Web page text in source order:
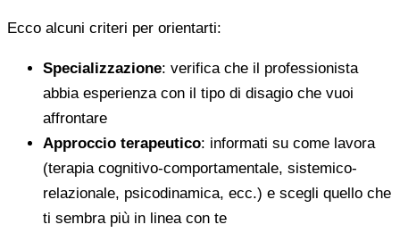
Ecco alcuni criteri per orientarti:
Specializzazione: verifica che il professionista
abbia esperienza con il tipo di disagio che vuoi
affrontare
Approccio terapeutico: informati su come lavora
(terapia cognitivo-comportamentale, sistemico-
relazionale, psicodinamica, ecc.) e scegli quello che
ti sembra più in linea con te